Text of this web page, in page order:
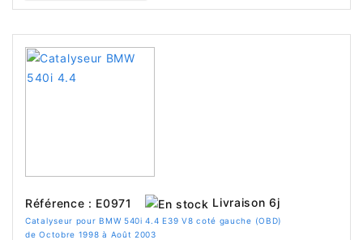
Référence : E0971 Livraison 6j
Catalyseur pour BMW 540i 4.4 E39 V8 coté gauche (OBD)
de Octobre 1998 à Août 2003